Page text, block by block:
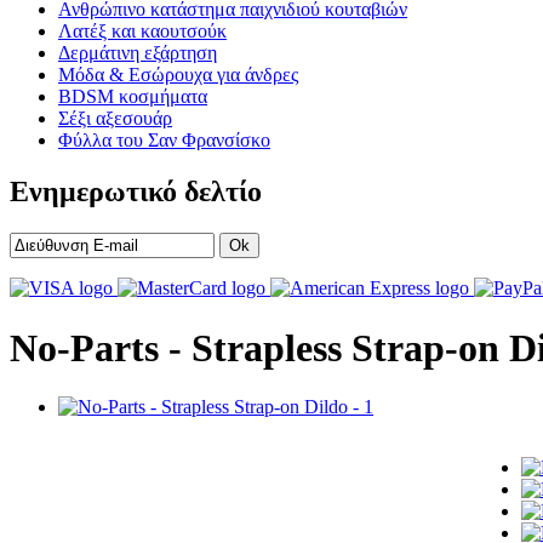
Ανθρώπινο κατάστημα παιχνιδιού κουταβιών
Λατέξ και καουτσούκ
Δερμάτινη εξάρτηση
Μόδα & Εσώρουχα για άνδρες
BDSM κοσμήματα
Σέξι αξεσουάρ
Φύλλα του Σαν Φρανσίσκο
Ενημερωτικό δελτίο
Ok
No-Parts - Strapless Strap-on